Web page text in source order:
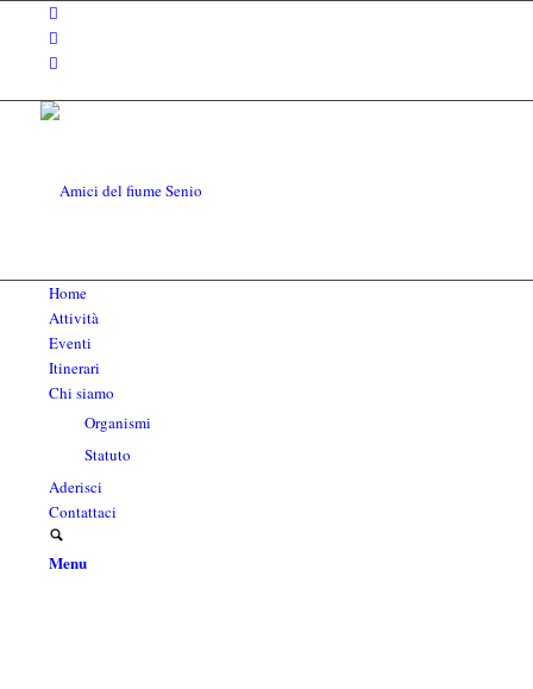
Home
Attività
Eventi
Itinerari
Chi siamo
Organismi
Statuto
Aderisci
Contattaci
Menu